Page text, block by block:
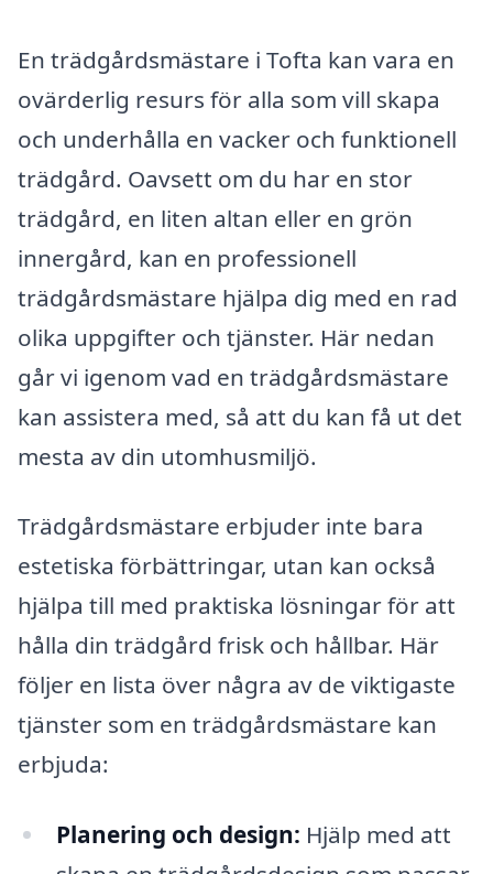
En trädgårdsmästare i Tofta kan vara en
ovärderlig resurs för alla som vill skapa
och underhålla en vacker och funktionell
trädgård. Oavsett om du har en stor
trädgård, en liten altan eller en grön
innergård, kan en professionell
trädgårdsmästare hjälpa dig med en rad
olika uppgifter och tjänster. Här nedan
går vi igenom vad en trädgårdsmästare
kan assistera med, så att du kan få ut det
mesta av din utomhusmiljö.
Trädgårdsmästare erbjuder inte bara
estetiska förbättringar, utan kan också
hjälpa till med praktiska lösningar för att
hålla din trädgård frisk och hållbar. Här
följer en lista över några av de viktigaste
tjänster som en trädgårdsmästare kan
erbjuda:
Planering och design: Hjälp med att